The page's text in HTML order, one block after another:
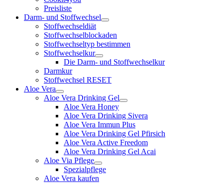
Preisliste
Darm- und Stoffwechsel
Stoffwechseldiät
Stoffwechselblockaden
Stoffwechseltyp bestimmen
Stoffwechselkur
Die Darm- und Stoffwechselkur
Darmkur
Stoffwechsel RESET
Aloe Vera
Aloe Vera Drinking Gel
Aloe Vera Honey
Aloe Vera Drinking Sivera
Aloe Vera Immun Plus
Aloe Vera Drinking Gel Pfirsich
Aloe Vera Active Freedom
Aloe Vera Drinking Gel Acai
Aloe Via Pflege
Spezialpflege
Aloe Vera kaufen